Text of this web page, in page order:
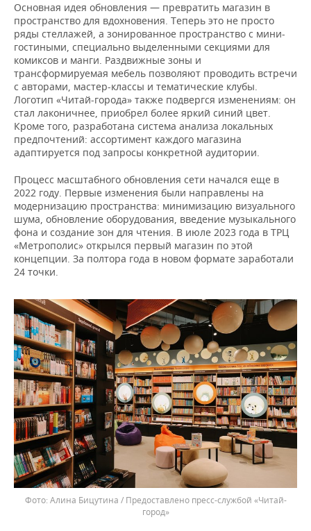
ХОККЕЙ С МЯЧОМ
ПРОИСШЕСТВИЯ
Основная идея обновления — превратить магазин в
пространство для вдохновения. Теперь это не просто
ряды стеллажей, а зонированное пространство с мини-
гостиными, специально выделенными секциями для
комиксов и манги. Раздвижные зоны и
трансформируемая мебель позволяют проводить встречи
с авторами, мастер-классы и тематические клубы.
Логотип «Читай-города» также подвергся изменениям: он
стал лаконичнее, приобрел более яркий синий цвет.
Кроме того, разработана система анализа локальных
предпочтений: ассортимент каждого магазина
адаптируется под запросы конкретной аудитории.
Процесс масштабного обновления сети начался еще в
2022 году. Первые изменения были направлены на
модернизацию пространства: минимизацию визуального
шума, обновление оборудования, введение музыкального
фона и создание зон для чтения. В июле 2023 года в ТРЦ
«Метрополис» открылся первый магазин по этой
концепции. За полтора года в новом формате заработали
24 точки.
Алина Бицутина / Предоставлено пресс-службой «Читай-
город»